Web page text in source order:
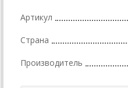
Артикул
Страна
Производитель